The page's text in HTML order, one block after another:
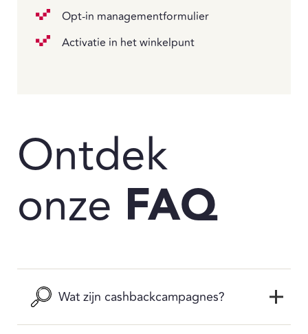
Opt-in managementformulier
Activatie in het winkelpunt
Ontdek
onze FAQ
Wat zijn cashbackcampagnes?